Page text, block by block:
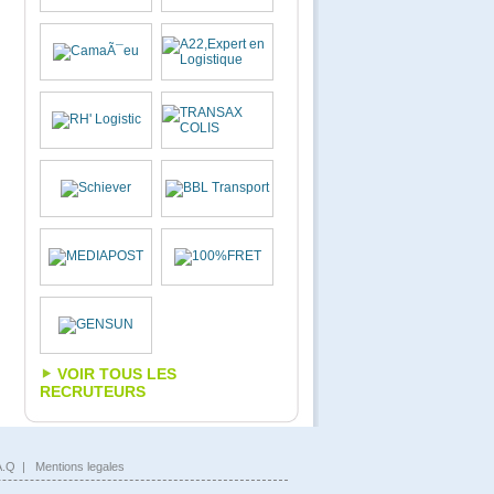
VOIR TOUS LES
RECRUTEURS
| Mentions legales